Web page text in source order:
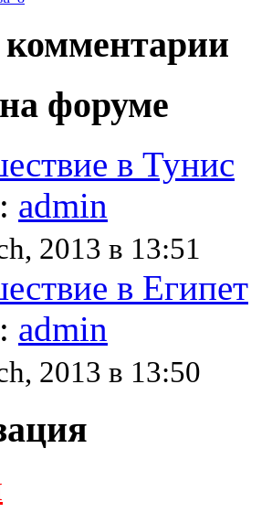
форуме
в Тунис
admin
2013 в 13:51
в Египет
admin
2013 в 13:50